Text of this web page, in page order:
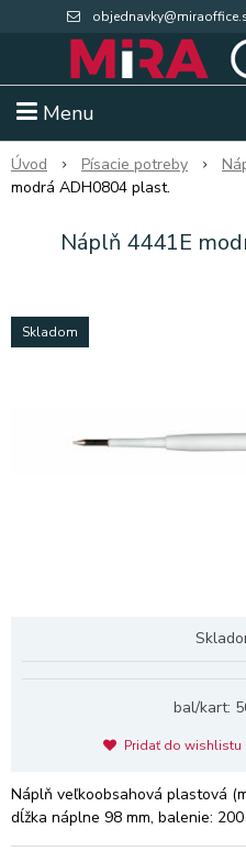
Menu
Úvod Písacie potreby
modrá ADH0804 plast.
Náplň 4441E
Skladom
bal/kart:
Pridať do wishlistu
Náplň veľkoobsahová plastová
dĺžka náplne 98 mm, balenie: